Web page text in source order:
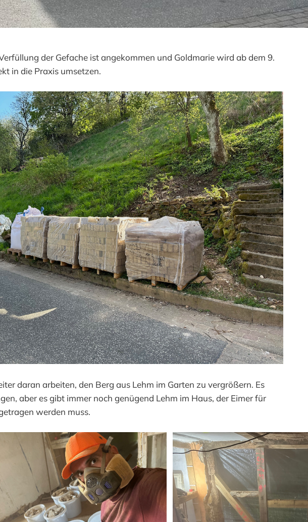
der Gefache ist angekommen und Goldmarie wird ab dem 9.
in die Praxis umsetzen.
daran arbeiten, den Berg aus Lehm im Garten zu vergrößern. Es
aber es gibt immer noch genügend Lehm im Haus, der Eimer für
werden muss.